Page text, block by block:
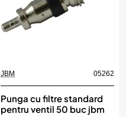
JBM 05262
Punga cu filtre standard
pentru ventil 50 buc jbm